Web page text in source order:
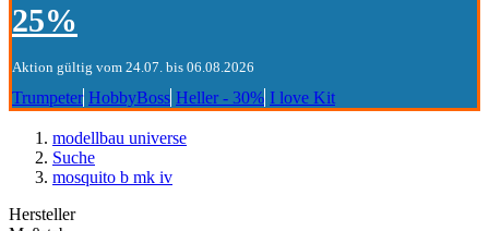
25%
Aktion gültig vom 24.07. bis 06.08.2026
Trumpeter HobbyBoss Heller - 30% I love Kit
modellbau universe
Suche
mosquito b mk iv
Hersteller